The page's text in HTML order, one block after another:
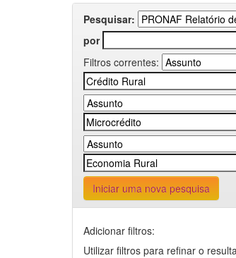
Pesquisar:
por
Filtros correntes:
Iniciar uma nova pesquisa
Adicionar filtros:
Utilizar filtros para refinar o